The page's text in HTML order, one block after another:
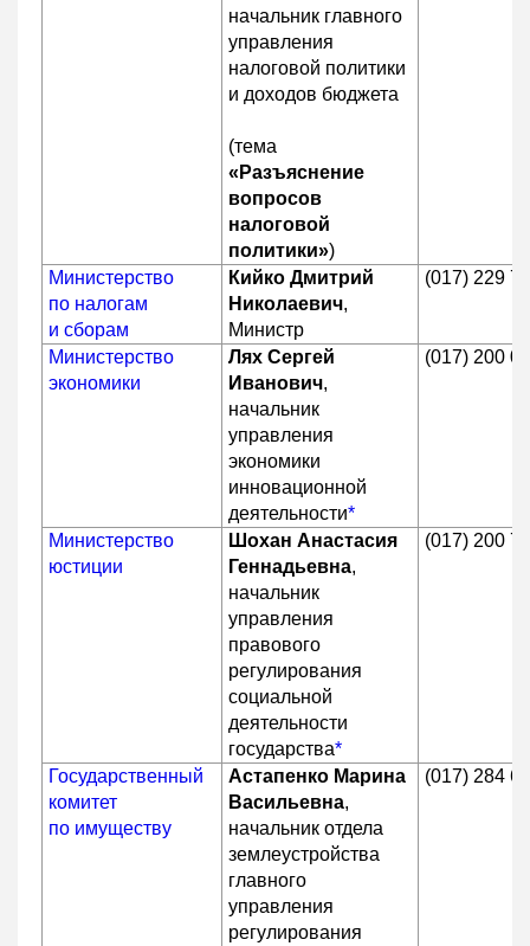
начальник главного
управления
налоговой политики
и доходов бюджета
(тема
«Разъяснение
вопросов
налоговой
политики»)
Министерство
по налогам
и сборам
Кийко Дмитрий
Николаевич,
Министр
(017) 229
Министерство
экономики
Лях Сергей
Иванович,
начальник
управления
экономики
инновационной
деятельности*
(017) 200
Министерство
юстиции
Шохан Анастасия
Геннадьевна,
начальник
управления
правового
регулирования
социальной
деятельности
государства*
(017) 200
Государственный
комитет
по имуществу
Астапенко Марина
Васильевна,
начальник отдела
землеустройства
главного
управления
регулирования
(017) 284